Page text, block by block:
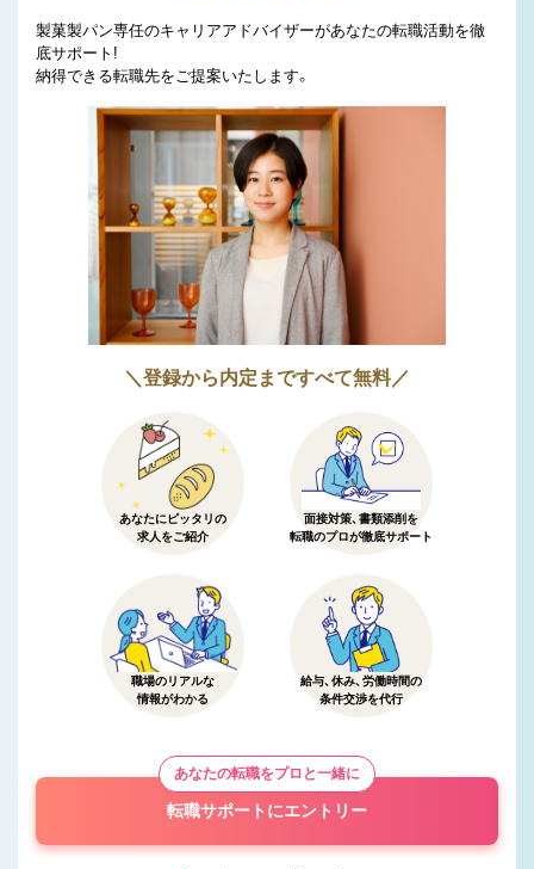
製菓製パン専任のキャリアアドバイザーがあなたの転職活動を徹
底サポート!
納得できる転職先をご提案いたします。
＼登録から内定まですべて無料／
あなたにピッタリの
求人をご紹介
面接対策、書類添削を
転職のプロが徹底サポート
職場のリアルな
情報がわかる
給与、休み、労働時間の
条件交渉を代行
あなたの転職をプロと一緒に
転職サポートにエントリー